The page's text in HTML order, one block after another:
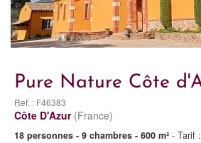
Pure Nature Côte
Ref. : F46383
Côte D'Azur (France)
18 personnes - 9 chambres - 600 m² - Tarif